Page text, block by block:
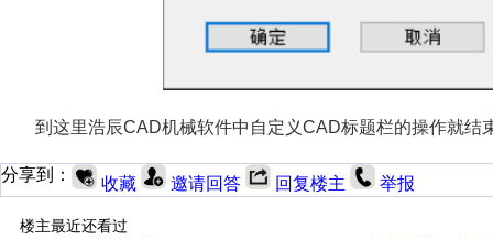
到这里浩辰CAD机械软件中自定义CAD标题栏的操作就
分享到： 收藏 邀请回答 回复楼主 举报
楼主最近还看过